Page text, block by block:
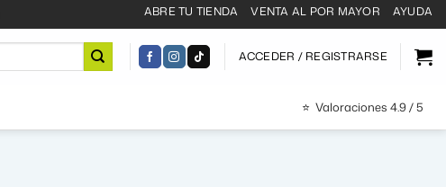
ABRE TU TIENDA VENTA AL POR MAYOR AYUDA
ACCEDER / REGISTRARSE
⭐ Valoraciones 4.9 / 5